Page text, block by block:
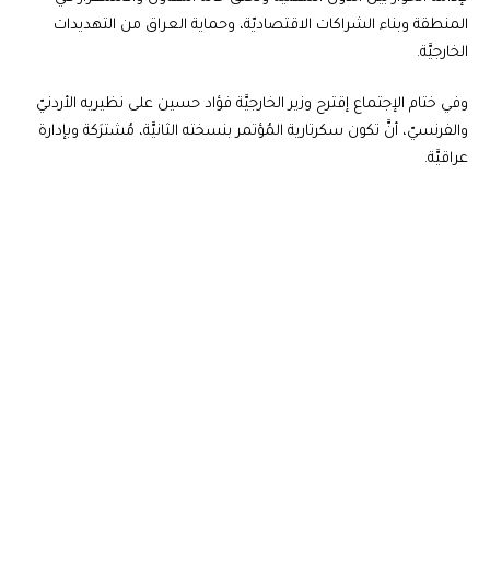
المنطقة وبناء الشراكات الاقتصاديّة، وحماية العراق من التهديدات
الخارجيَّة.
وفي ختام الإجتماع إقترح وزير الخارجيَّة فؤاد حسين على نظيريه الأردنيّ
والفرنسيّ، أنَّ تكون سكرتارية المُؤتمر بنسخته الثانيَّة، مُشترَكة وبإدارة
عراقيَّة.